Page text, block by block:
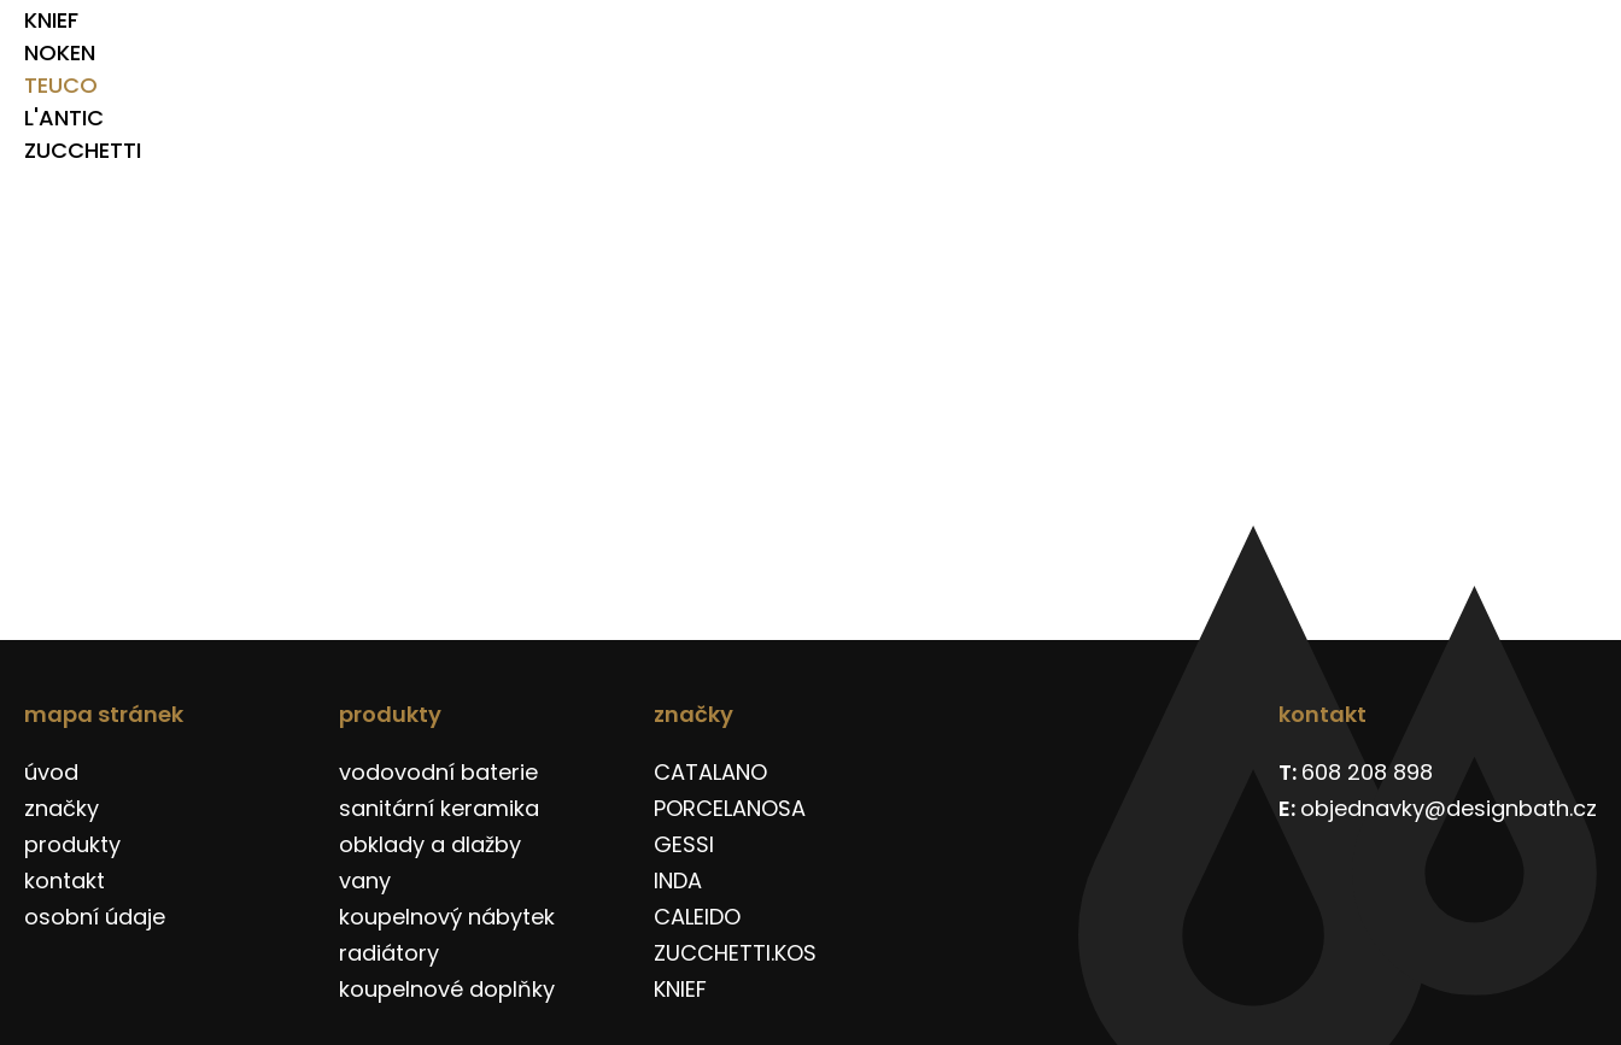
KNIEF
NOKEN
TEUCO
L'ANTIC
ZUCCHETTI
mapa stránek
úvod
značky
produkty
kontakt
osobní údaje
produkty
vodovodní baterie
sanitární keramika
obklady a dlažby
vany
koupelnový nábytek
radiátory
koupelnové doplňky
značky
CATALANO
PORCELANOSA
GESSI
INDA
CALEIDO
ZUCCHETTI.KOS
KNIEF
kontakt
608 208 898
objednavky@designbath.cz